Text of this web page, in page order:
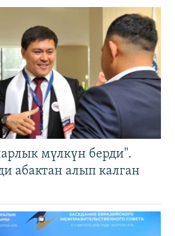
мүлкүн берди".
абактан алып калган